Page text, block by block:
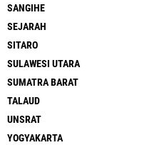
SANGIHE
SEJARAH
SITARO
SULAWESI UTARA
SUMATRA BARAT
TALAUD
UNSRAT
YOGYAKARTA